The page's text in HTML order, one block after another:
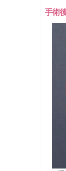
手術